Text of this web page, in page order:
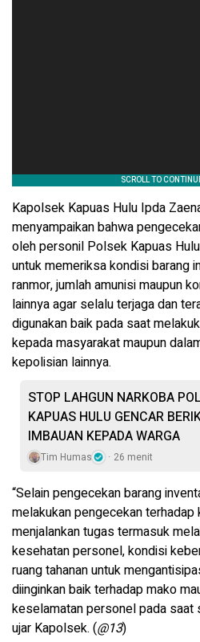
Kapolsek Kapuas Hulu Ipda
menyampaikan bahwa
oleh personil Polsek Kapuas
untuk memeriksa kondisi barang
ranmor, jumlah amunisi maupun
lainnya agar selalu terjaga dan
digunakan baik pada saat
kepada masyarakat maupun
kepolisian lainnya.
STOP LAHGUN NARKOBA
KAPUAS HULU GENCAR
IMBAUAN KEPADA WARGA
Tim Humas 26 menit
“Selain pengecekan barang
melakukan pengecekan
menjalankan tugas termasuk
kesehatan personel, kondisi
ruang tahanan untuk
diinginkan baik terhadap mako
keselamatan personel pada saat
ujar Kapolsek. (@13)